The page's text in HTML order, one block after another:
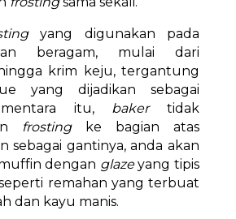
yang digunakan pada
beragam, mulai dari
krim keju, tergantung
yang dijadikan sebagai
itu, bakertidak
frostingke bagian atas
sebagai gantinya, anda akan
dengan glazeyang tipis
remahan yang terbuat
dan kayu manis.